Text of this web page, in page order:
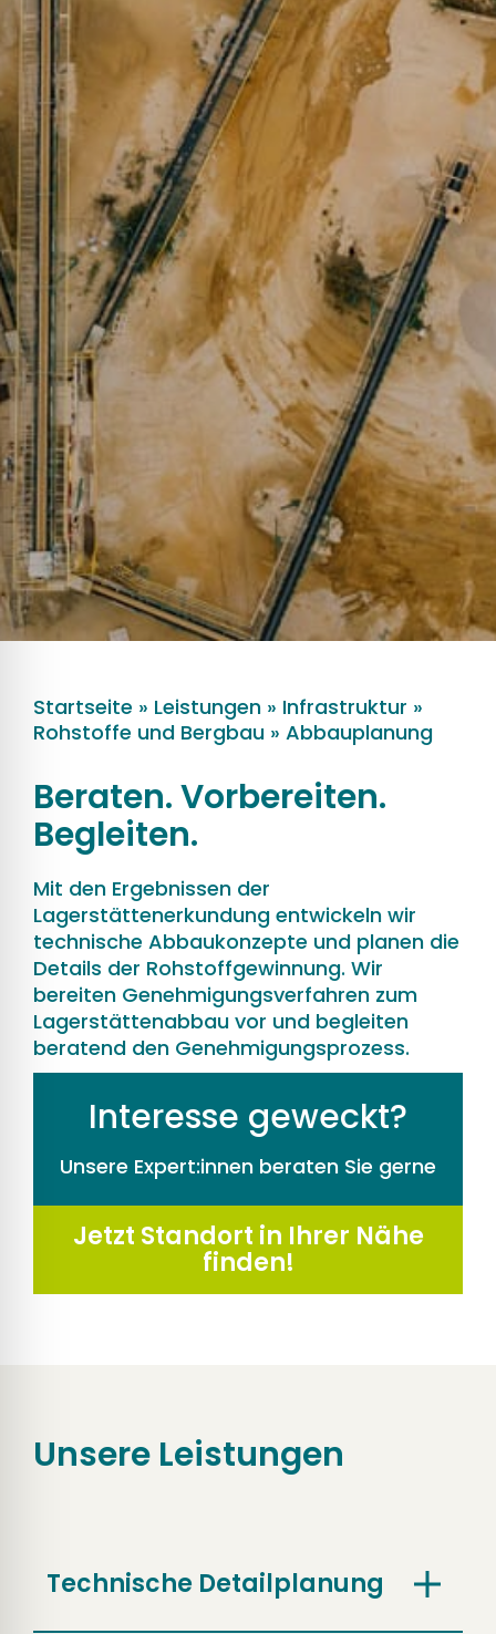
Startseite » Leistungen » Infrastruktur »
Rohstoffe und Bergbau » Abbauplanung
Beraten. Vorbereiten.
Begleiten.
Mit den Ergebnissen der
Lagerstättenerkundung entwickeln wir
technische Abbaukonzepte und planen die
Details der Rohstoffgewinnung. Wir
bereiten Genehmigungsverfahren zum
Lagerstättenabbau vor und begleiten
beratend den Genehmigungsprozess.
Interesse geweckt?
Unsere Expert:innen beraten Sie gerne
Jetzt Standort in Ihrer Nähe
finden!
Unsere Leistungen
Technische Detailplanung